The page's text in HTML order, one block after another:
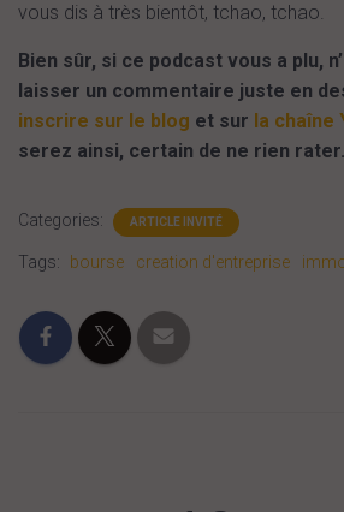
vous dis à très bientôt, tchao, tchao.
Bien sûr, si ce podcast vous a plu,
laisser un commentaire juste en
inscrire sur le blog et sur la chaîne
serez ainsi, certain de ne rien rater.
Categories: ARTICLE INVITÉ
Tags: bourse creation d'entreprise